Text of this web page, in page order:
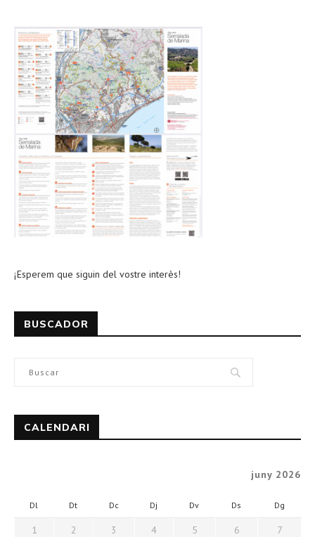
¡Esperem que siguin del vostre interès!
BUSCADOR
CALENDARI
juny 2026
Dl Dt Dc Dj Dv Ds Dg
1 2 3 4 5 6
7